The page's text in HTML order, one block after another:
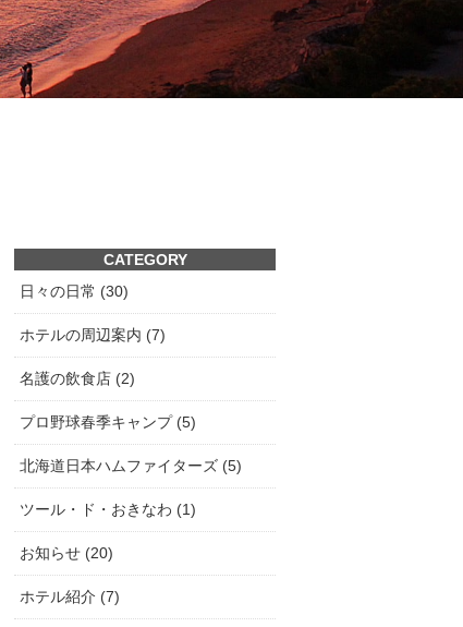
CATEGORY
日々の日常 (30)
ホテルの周辺案内 (7)
名護の飲食店 (2)
プロ野球春季キャンプ (5)
北海道日本ハムファイターズ (5)
ツール・ド・おきなわ (1)
お知らせ (20)
ホテル紹介 (7)